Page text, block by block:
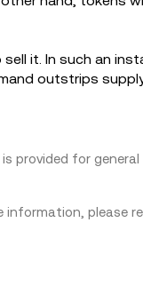
it. In such an
outstrips
provided for general
information, please